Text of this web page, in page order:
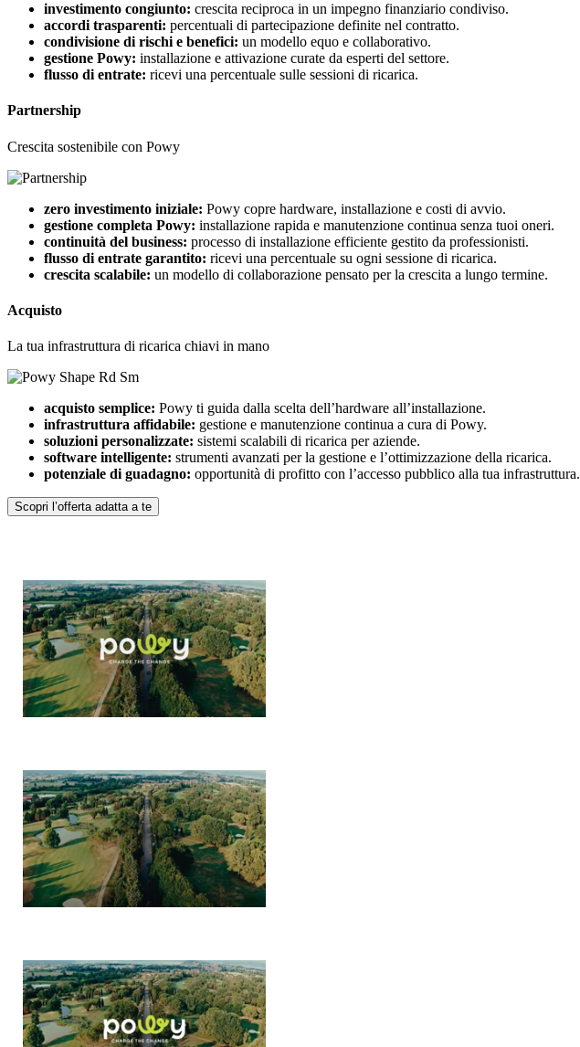
investimento congiunto: crescita reciproca in un impegno finanziario condiviso.
accordi trasparenti: percentuali di partecipazione definite nel contratto.
condivisione di rischi e benefici: un modello equo e collaborativo.
gestione Powy: installazione e attivazione curate da esperti del settore.
flusso di entrate: ricevi una percentuale sulle sessioni di ricarica.
Partnership
Crescita sostenibile con Powy
zero investimento iniziale: Powy copre hardware, installazione e costi di avvio.
gestione completa Powy: installazione rapida e manutenzione continua senza tuoi oneri.
continuità del business: processo di installazione efficiente gestito da professionisti.
flusso di entrate garantito: ricevi una percentuale su ogni sessione di ricarica.
crescita scalabile: un modello di collaborazione pensato per la crescita a lungo termine.
Acquisto
La tua infrastruttura di ricarica chiavi in mano
acquisto semplice: Powy ti guida dalla scelta dell’hardware all’installazione.
infrastruttura affidabile: gestione e manutenzione continua a cura di Powy.
soluzioni personalizzate: sistemi scalabili di ricarica per aziende.
software intelligente: strumenti avanzati per la gestione e l’ottimizzazione della ricarica.
potenziale di guadagno: opportunità di profitto con l’accesso pubblico alla tua infrastruttura.
Scopri l’offerta adatta a te